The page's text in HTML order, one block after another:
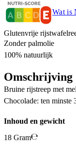
Wat is
Glutenvrije
Zonder palmolie
100% natuurlijk
Omschrijving
Bruine rijstreep met
Chocolade: ten minste
Inhoud en gewicht
18 Gram